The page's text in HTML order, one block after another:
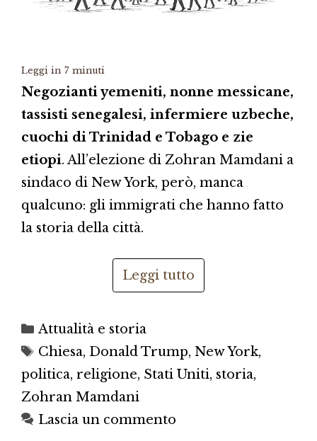
Leggi in 7 minuti
Negozianti yemeniti, nonne messicane,
tassisti senegalesi, infermiere uzbeche,
cuochi di Trinidad e Tobago e zie
etiopi. All’elezione di Zohran Mamdani a
sindaco di New York, però, manca
qualcuno: gli immigrati che hanno fatto
la storia della città.
Leggi tutto
Categorie
Attualità e storia
Tag
Chiesa, Donald Trump, New York,
politica, religione, Stati Uniti, storia,
Zohran Mamdani
Lascia un commento